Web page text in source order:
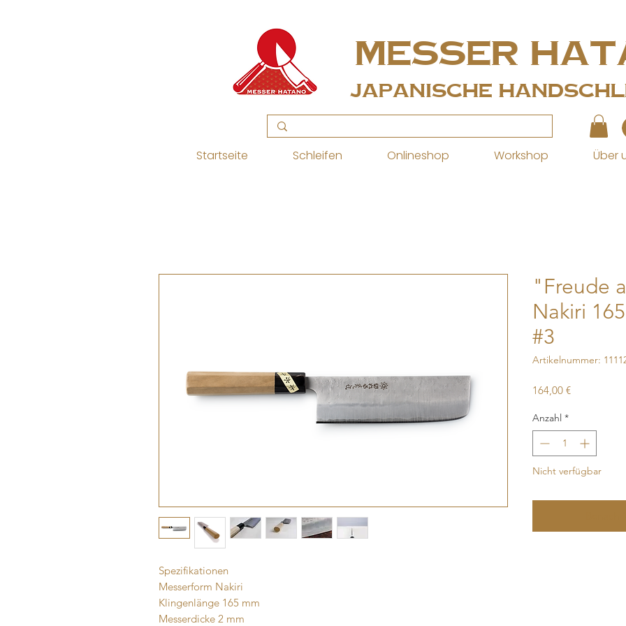
MESSER
Japanische
Startseite Schleifen Onlineshop Workshop Über
Spezifikationen
Messerform Nakiri
Klingenlänge 165 mm
Messerdicke 2 mm
"Freude
Nakiri
#3
Artikelnummer:
164,00 €Preis
Anzahl *
Nicht verfügbar